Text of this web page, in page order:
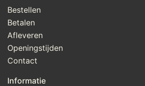
Bestellen
Betalen
Afleveren
Openingstijden
Contact
Informatie